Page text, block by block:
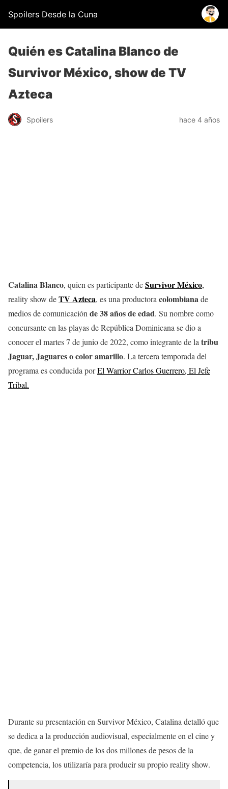
Spoilers Desde la Cuna
Quién es Catalina Blanco de
Survivor México, show de TV
Azteca
Spoilers hace 4 años
Catalina Blanco, quien es participante deSurvivor México,
reality show deTV Azteca, es una productora colombianade
medios de comunicación de 38 años de edad. Su nombre como
concursante en las playas de República Dominicana se dio a
conocer el martes 7 de junio de 2022, como integrante de la tribu
Jaguar, Jaguares o color amarillo. La tercera temporada del
programa es conducida porEl Warrior Carlos Guerrero, El Jefe
Tribal.
Durante su presentación en Survivor México, Catalina detalló que
se dedica a la producción audiovisual, especialmente en el cine y
que, de ganar el premio de los dos millones de pesos de la
competencia, los utilizaría para producir su propio reality show.